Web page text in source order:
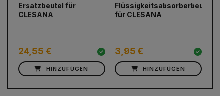
Ersatzbeutel für
CLESANA
24,55 €
HINZUFÜGEN
Flüssigkeitsabsorberbeutel
für CLESANA
3,95 €
HINZUFÜGEN
prev next